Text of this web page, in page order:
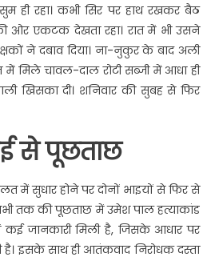
ही रहा। कभी सिर पर हाथ रखकर बैठ
ओर एकटक देखता रहा। रात में भी उसने
ने दबाव दिया। ना-नुकुर के बाद अली
मिले चावल-दाल रोटी सब्जी में आधा ही
खिसका दी। शनिवार की सुबह से फिर
से पूछताछ
में सुधार होने पर दोनों भाइयों से फिर से
तक की पूछताछ में उमेश पाल हत्याकांड
जानकारी मिली है, जिसके आधार पर
इसके साथ ही आतंकवाद निरोधक दस्ता